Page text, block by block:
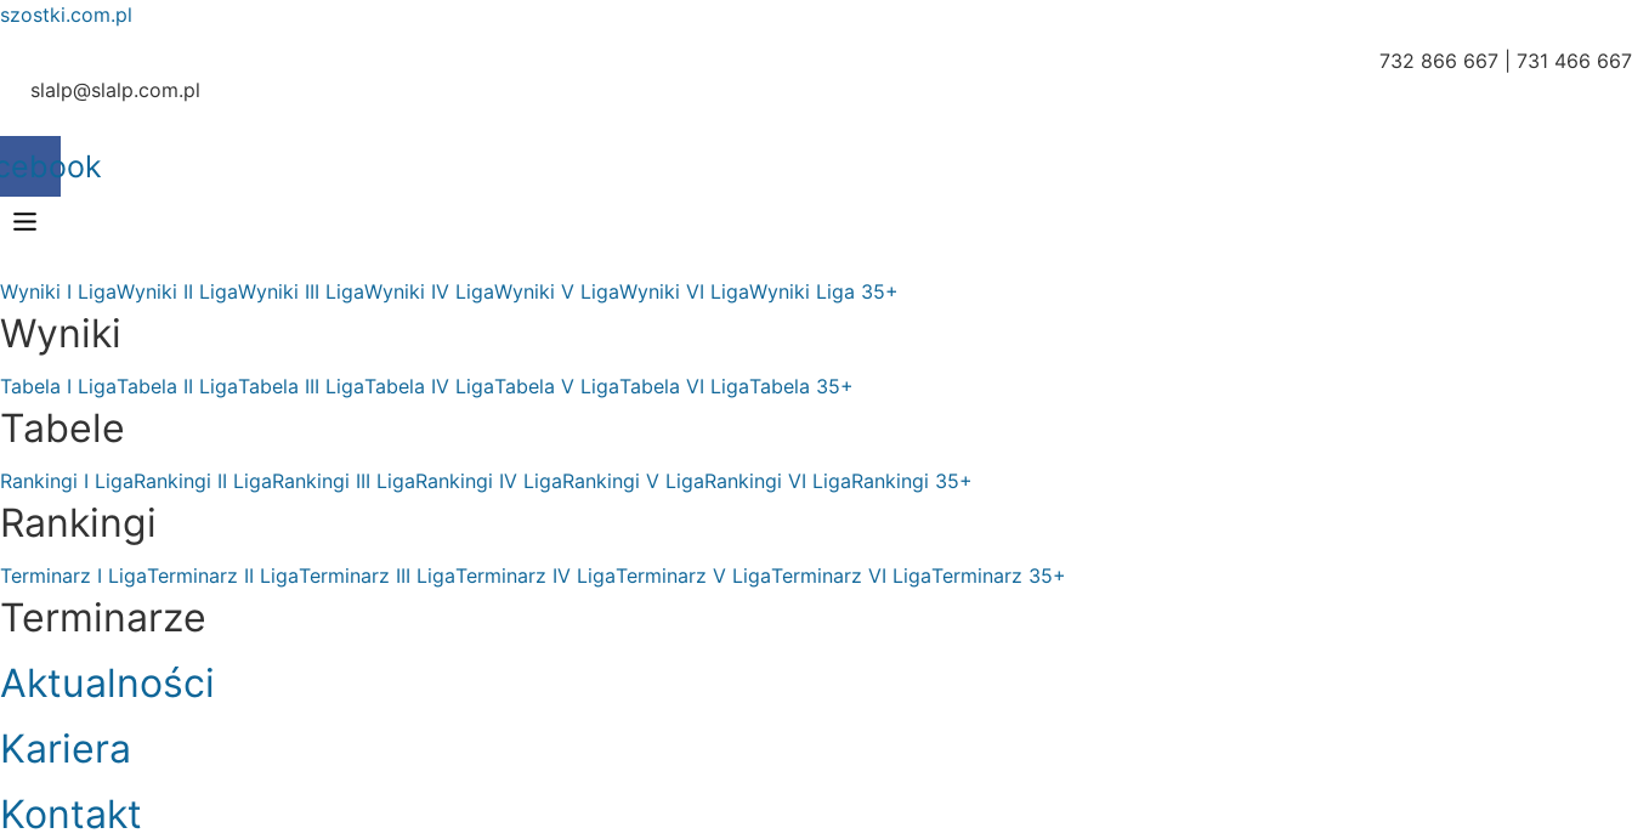
szostki.com.pl
732 866 667 | 731 466 667
slalp@slalp.com.pl
Wyniki I LigaWyniki II LigaWyniki III LigaWyniki IV LigaWyniki V LigaWyniki VI LigaWyniki Liga 35+
Wyniki
Tabela I LigaTabela II LigaTabela III LigaTabela IV LigaTabela V LigaTabela VI LigaTabela 35+
Tabele
Rankingi I LigaRankingi II LigaRankingi III LigaRankingi IV LigaRankingi V LigaRankingi VI LigaRankingi 35+
Rankingi
Terminarz I LigaTerminarz II LigaTerminarz III LigaTerminarz IV LigaTerminarz V LigaTerminarz VI LigaTerminarz 35+
Terminarze
Aktualności
Kariera
Kontakt